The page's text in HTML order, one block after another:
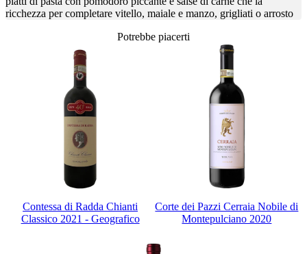
ricchezza per completare vitello, maiale e manzo, grigliati o arrosto
Potrebbe piacerti
Contessa di Radda Chianti
Classico 2021 - Geografico
Corte dei Pazzi Cerraia Nobile di
Montepulciano 2020